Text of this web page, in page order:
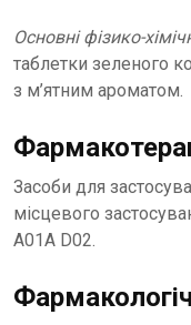
Основні фізико-
таблетки зеленого
з м’ятним ароматом.
Засоби для
місцевого
А01А D02.